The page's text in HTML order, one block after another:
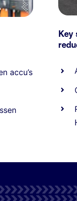
accu’s
Key